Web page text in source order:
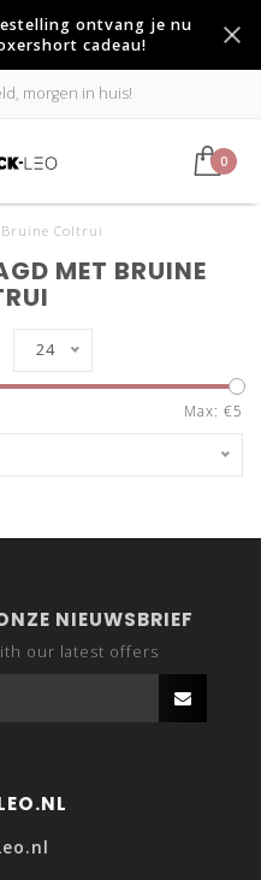
ontvang je nu
cadeau!
morgen in huis!
0
Bruine Coltrui
MET BRUINE
24
Max: €5
NIEUWSBRIEF
our latest offers